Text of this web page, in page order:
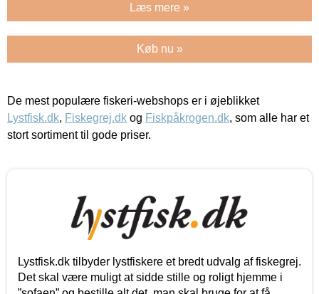
Læs mere »
Køb nu »
De mest populære fiskeri-webshops er i øjeblikket
Lystfisk.dk, Fiskegrej.dk og Fiskpåkrogen.dk, som alle har et
stort sortiment til gode priser.
Lystfisk.dk tilbyder lystfiskere et bredt udvalg af fiskegrej.
Det skal være muligt at sidde stille og roligt hjemme i